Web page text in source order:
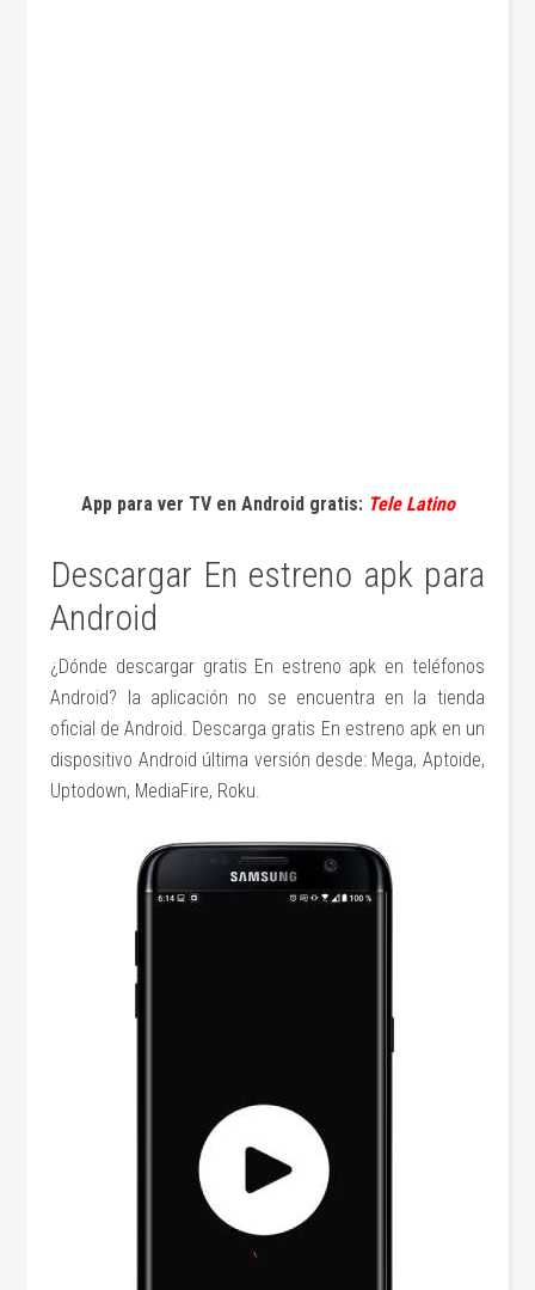
App para ver TV en Android gratis: Tele Latino
Descargar En estreno apk para
Android
¿Dónde descargar gratis En estreno apk en teléfonos
Android? la aplicación no se encuentra en la tienda
oficial de Android. Descarga gratis En estreno apk en un
dispositivo Android última versión desde: Mega, Aptoide,
Uptodown, MediaFire, Roku.